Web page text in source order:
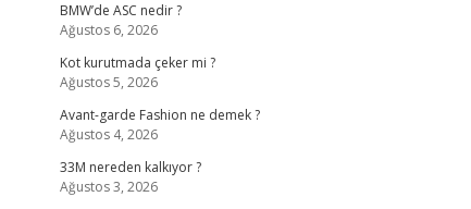
BMW’de ASC nedir ?
Ağustos 6, 2026
Kot kurutmada çeker mi ?
Ağustos 5, 2026
Avant-garde Fashion ne demek ?
Ağustos 4, 2026
33M nereden kalkıyor ?
Ağustos 3, 2026